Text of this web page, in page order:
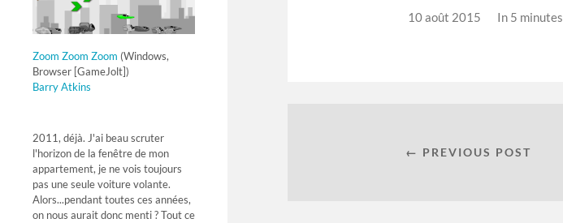
Zoom Zoom Zoom (Windows,
Browser [GameJolt])
Barry Atkins
2011, déjà. J'ai beau scruter
l'horizon de la fenêtre de mon
appartement, je ne vois toujours
pas une seule voiture volante.
Alors...pendant toutes ces années,
on nous aurait donc menti ? Tout ce
10 août 2015 In 5 minutes
← PREVIOUS POST